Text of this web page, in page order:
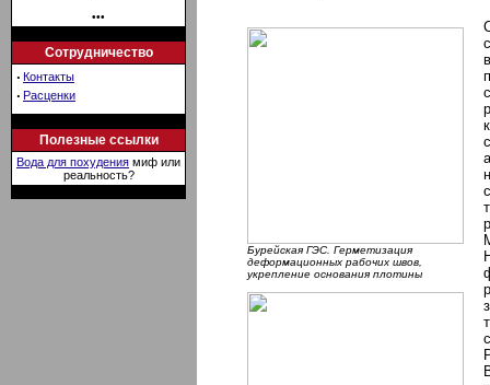
•••
Сотрудничество
· Контакты
· Расценки
Полезные ссылки
Вода для похудения миф или
реальность?
Бурейская ГЭС. Герметизация
деформационных рабочих швов,
укрепление основания плотины